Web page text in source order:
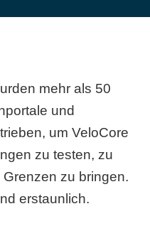
mehr als 50
und
um VeloCore
zu testen, zu
zu bringen.
erstaunlich.